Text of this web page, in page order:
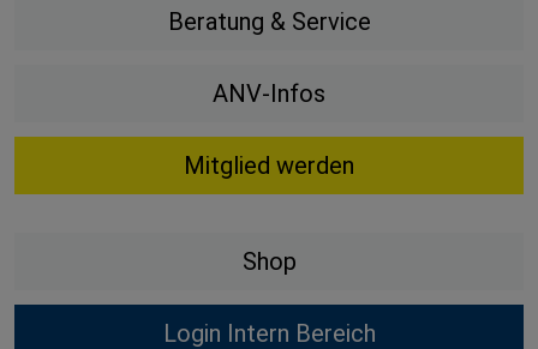
Beratung & Service
ANV-Infos
Mitglied werden
Shop
Login Intern Bereich